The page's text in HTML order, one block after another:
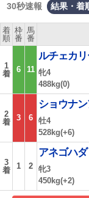
30秒速報 結果・着
着
順
枠
番
馬
番
1
着
6 11
ルチェカ
牝4
488kg(0)
2
着
3 6
ショウナ
牡4
528kg(+6)
3
着
1 2
アネゴハダ
牝3
450kg(+2)